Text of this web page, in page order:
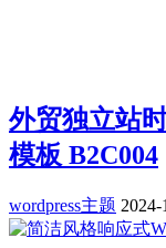
外贸独立站
模板 B2C004
wordpress主题 2024-